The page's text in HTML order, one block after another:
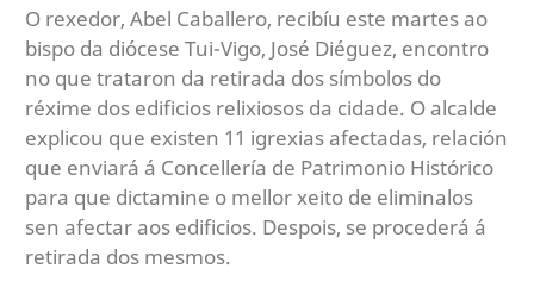
O rexedor, Abel Caballero, recibíu este martes ao
bispo da diócese Tui-Vigo, José Diéguez, encontro
no que trataron da retirada dos símbolos do
réxime dos edificios relixiosos da cidade. O alcalde
explicou que existen 11 igrexias afectadas, relación
que enviará á Concellería de Patrimonio Histórico
para que dictamine o mellor xeito de eliminalos
sen afectar aos edificios. Despois, se procederá á
retirada dos mesmos.